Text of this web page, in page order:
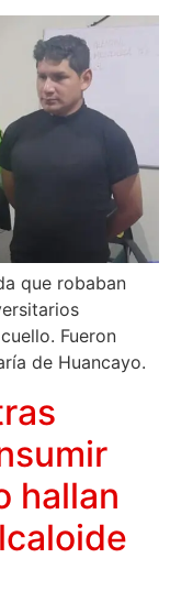
que robaban
Fueron
de Huancayo.
hallan